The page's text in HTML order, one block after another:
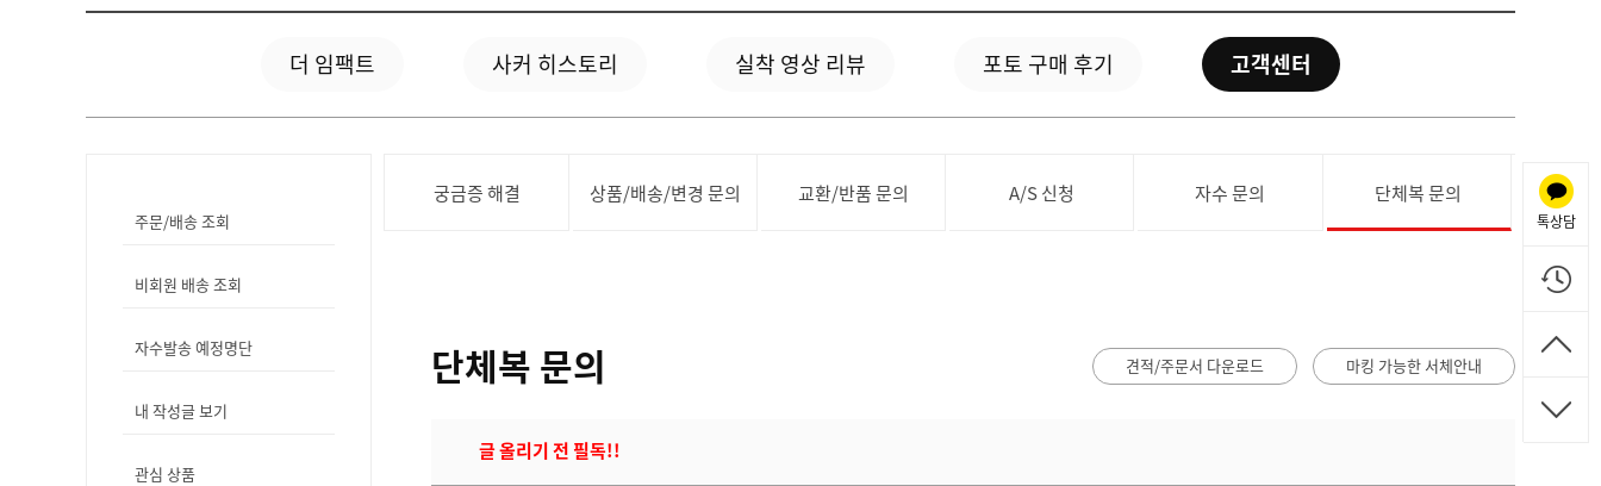
더 임팩트 사커 히스토리 실착 영상 리뷰 포토 구매 후기 고객센터
주문/배송 조회
비회원 배송 조회
자수발송 예정명단
내 작성글 보기
관심 상품
궁금증 해결 상품/배송/변경 문의 교환/반품 문의 A/S 신청 자수 문의 단체복 문의
단체복 문의 견적/주문서 다운로드 마킹 가능한 서체안내
글 올리기 전 필독!!
톡상담